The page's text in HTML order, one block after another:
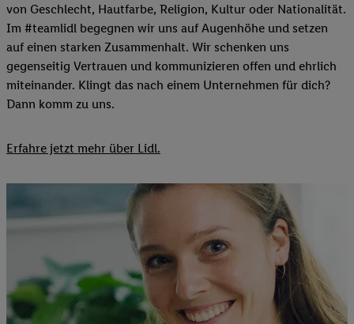
von Geschlecht, Hautfarbe, Religion, Kultur oder Nationalität.
Im #teamlidl begegnen wir uns auf Augenhöhe und setzen
auf einen starken Zusammenhalt. Wir schenken uns
gegenseitig Vertrauen und kommunizieren offen und ehrlich
miteinander. Klingt das nach einem Unternehmen für dich?
Dann komm zu uns.​
Erfahre jetzt mehr über Lidl.